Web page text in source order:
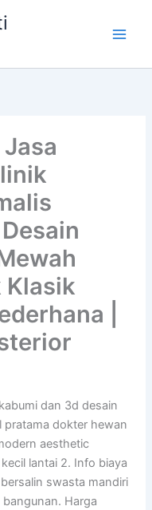
Klasik
|
dan 3d desain
pratama dokter hewan
aesthetic
lantai 2. Info biaya
swasta mandiri
Harga